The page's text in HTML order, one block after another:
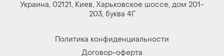
Украина, 02121, Киев, Харьковское шоссе, дом 201-
203, буква 4Г
Политика конфиденциальности
Договор-оферта